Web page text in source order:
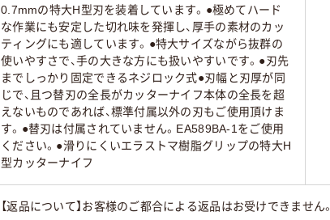
0.7mmの特大H型刃を装着しています。●極めてハード
な作業にも安定した切れ味を発揮し、厚手の素材のカッ
ティングにも適しています。●特大サイズながら抜群の
使いやすさで、手の大きな方にも扱いやすいです。●刃先
までしっかり固定できるネジロック式●刃幅と刃厚が同
じで、且つ替刃の全長がカッターナイフ本体の全長を超
えないものであれば、標準付属以外の刃もご使用頂けま
す。●替刃は付属されていません。EA589BA-1をご使用
ください。●滑りにくいエラストマ樹脂グリップの特大H
型カッターナイフ
【返品について】お客様のご都合による返品はお受けできません。